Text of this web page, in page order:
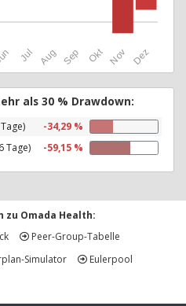
Jul Aug Sep Okt Nov Dez
als 30 % Drawdown:
-34,29 %
Tage) -59,15 %
Omada Health:
Peer-Group-Tabelle
Simulator
Eulerpool